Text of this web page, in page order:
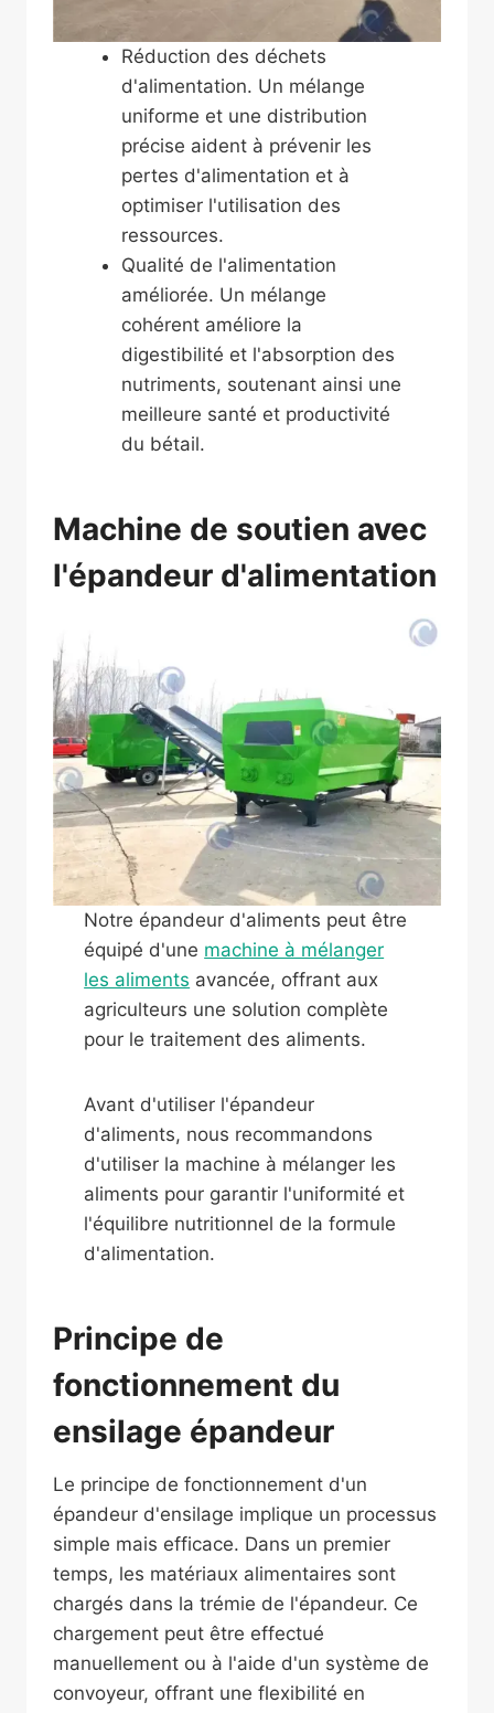
Réduction des déchets
d'alimentation. Un mélange
uniforme et une distribution
précise aident à prévenir les
pertes d'alimentation et à
optimiser l'utilisation des
ressources.
Qualité de l'alimentation
améliorée. Un mélange
cohérent améliore la
digestibilité et l'absorption des
nutriments, soutenant ainsi une
meilleure santé et productivité
du bétail.
Machine de soutien avec
l'épandeur d'alimentation
Notre épandeur d'aliments peut être
équipé d'une machine à mélanger
les aliments avancée, offrant aux
agriculteurs une solution complète
pour le traitement des aliments.
Avant d'utiliser l'épandeur
d'aliments, nous recommandons
d'utiliser la machine à mélanger les
aliments pour garantir l'uniformité et
l'équilibre nutritionnel de la formule
d'alimentation.
Principe de
fonctionnement du
ensilage épandeur
Le principe de fonctionnement d'un
épandeur d'ensilage implique un processus
simple mais efficace. Dans un premier
temps, les matériaux alimentaires sont
chargés dans la trémie de l'épandeur. Ce
chargement peut être effectué
manuellement ou à l'aide d'un système de
convoyeur, offrant une flexibilité en